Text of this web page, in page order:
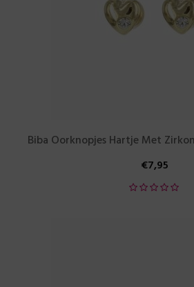
Biba Oorknopjes Hartje Met
€7,95